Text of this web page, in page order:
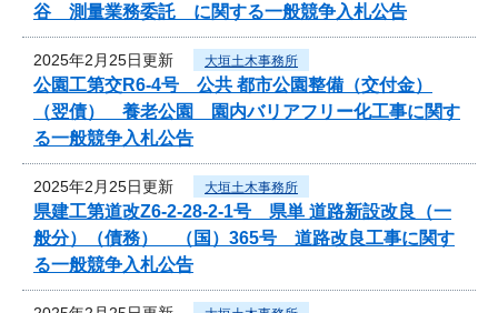
谷 測量業務委託 に関する一般競争入札公告
2025年2月25日更新 大垣土木事務所
公園工第交R6-4号 公共 都市公園整備（交付金）
（翌債） 養老公園 園内バリアフリー化工事に関す
る一般競争入札公告
2025年2月25日更新 大垣土木事務所
県建工第道改Z6-2-28-2-1号 県単 道路新設改良（一
般分）（債務） （国）365号 道路改良工事に関す
る一般競争入札公告